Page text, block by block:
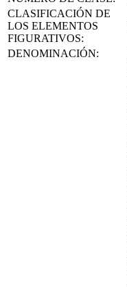
CLASIFICACIÓN DE
LOS ELEMENTOS
FIGURATIVOS:
DENOMINACIÓN: